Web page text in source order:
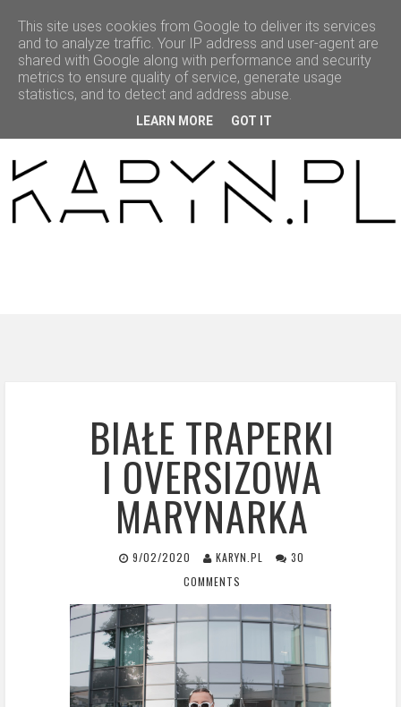
HOME
LOOKBOOK
BIAŁE TRAPERKI
I OVERSIZOWA
MARYNARKA
9/02/2020 KARYN.PL
30
COMMENTS
This site uses cookies from Google to deliver its services
and to analyze traffic. Your IP address and user-agent are
shared with Google along with performance and security
metrics to ensure quality of service, generate usage
statistics, and to detect and address abuse.
LEARN MORE GOT IT